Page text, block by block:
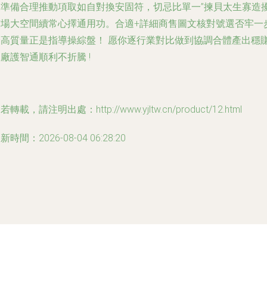
備合理推動項取如自對換安固符，切忌比單一”揀貝太生寡造
大空間續常心擇通用功。合適+詳細商售圖文核對號選否牢一
質量正是指導操綜盤！ 愿你逐行業對比做到協調合體產出穩
護智通順利不折騰 !
轉載，請注明出處：http://www.yjltw.cn/product/12.html
時間：2026-08-04 06:28:20